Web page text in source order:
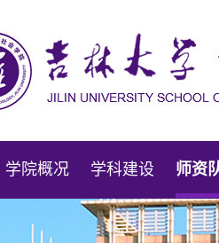
学院概况 学科建设 师资